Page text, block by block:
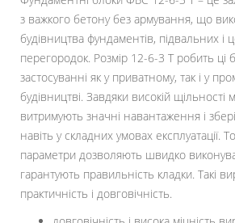
з важкого бетону без армування, що
будівництва фундаментів, підвальних і
перегородок. Розмір 12-6-3 Т робить ці
застосуванні як у приватному, так і у
будівництві. Завдяки високій щільності
витримують значні навантаження і
навіть у складних умовах експлуатації.
параметри дозволяють швидко
гарантують правильність кладки. Такі
практичність і довговічність.